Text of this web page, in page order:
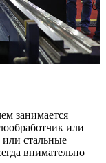
занимается
или
стальные
внимательно